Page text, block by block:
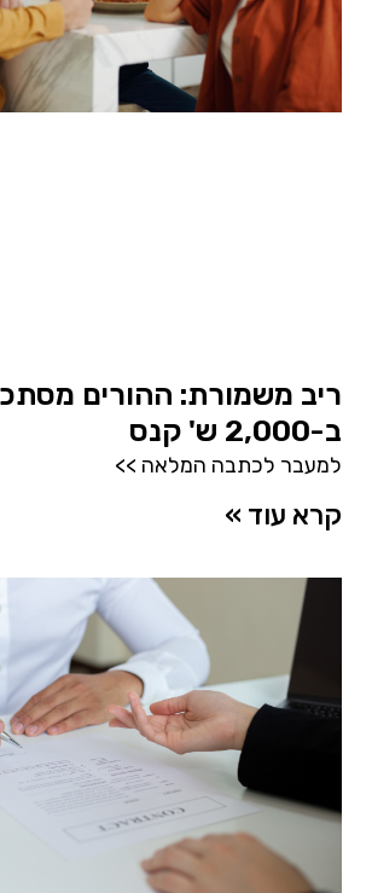
ריב משמורת: ההורים
ב-2,000 ש' קנס
למעבר לכתבה המלאה >>
קרא עוד »